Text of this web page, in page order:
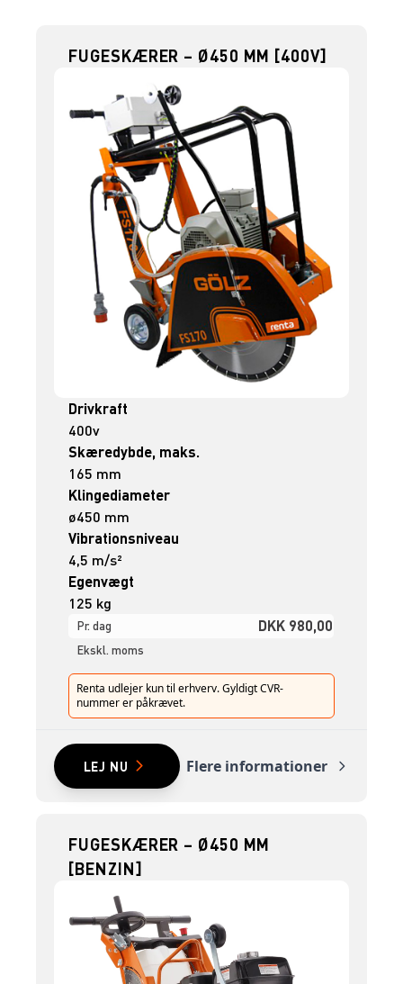
FUGESKÆRER – Ø450 MM [400V]
Drivkraft
400v
Skæredybde, maks.
165 mm
Klingediameter
ø450 mm
Vibrationsniveau
4,5 m/s²
Egenvægt
125 kg
Pr. dag DKK 980,00
Ekskl. moms
Renta udlejer kun til erhverv. Gyldigt CVR-
nummer er påkrævet.
LEJ NU Flere informationer
FUGESKÆRER – Ø450 MM
[BENZIN]